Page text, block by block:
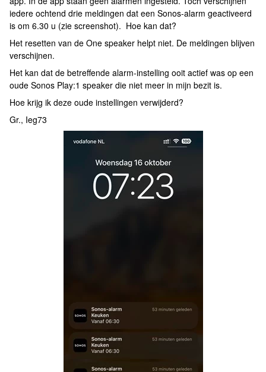
iedere ochtend drie meldingen dat een Sonos-alarm geactiveerd
is om 6.30 u (zie screenshot). Hoe kan dat?
Het resetten van de One speaker helpt niet. De meldingen blijven
verschijnen.
Het kan dat de betreffende alarm-instelling ooit actief was op een
oude Sonos Play:1 speaker die niet meer in mijn bezit is.
Hoe krijg ik deze oude instellingen verwijderd?
Gr., Ieg73